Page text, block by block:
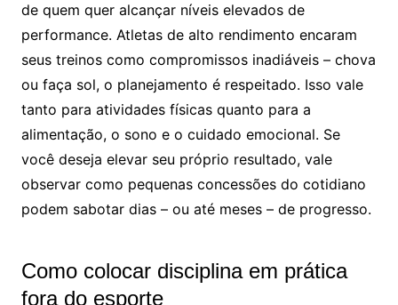
de quem quer alcançar níveis elevados de
performance. Atletas de alto rendimento encaram
seus treinos como compromissos inadiáveis – chova
ou faça sol, o planejamento é respeitado. Isso vale
tanto para atividades físicas quanto para a
alimentação, o sono e o cuidado emocional. Se
você deseja elevar seu próprio resultado, vale
observar como pequenas concessões do cotidiano
podem sabotar dias – ou até meses – de progresso.
Como colocar disciplina em prática
fora do esporte